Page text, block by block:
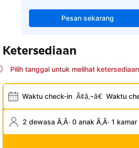
Pesan sekarang
Ketersediaan
Pilih tanggal untuk melihat
Waktu check-in Ã¢â‚¬â€ Waktu
2 dewasa Ã‚Â· 0 anak Ã‚Â· 1 kamar